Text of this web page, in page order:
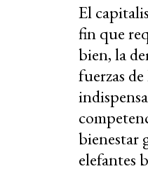
El
fin que
bien, la
fuerzas
bienestar
elefantes